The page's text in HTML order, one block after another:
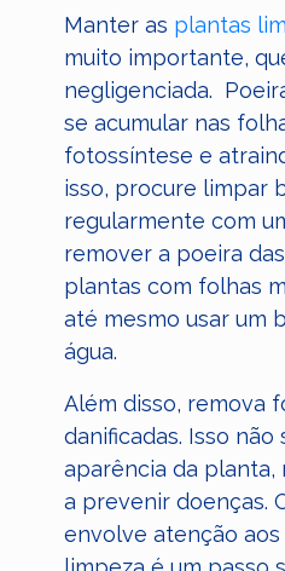
Manter as plantas
muito importante,
negligenciada.
se acumular nas
fotossíntese e
isso, procure limpar
regularmente com
remover a poeira
plantas com folhas
até mesmo usar um
água.
Além disso, remova
danificadas. Isso não
aparência da planta,
a prevenir doenças.
envolve atenção